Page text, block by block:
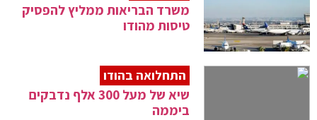
משרד הבריאות ממליץ להפסיק
טיסות מהודו
התחלואה בהודו
שיא של מעל 300 אלף נדבקים
ביממה